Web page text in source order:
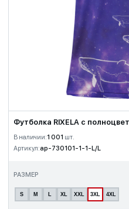
Футболка RIXELA с
В наличии:1 001 шт.
Артикул:ap-730101-1-1-L/L
РАЗМЕР
S M L XL XXL 3XL 4XL